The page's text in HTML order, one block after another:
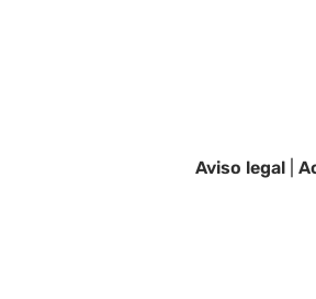
Aviso legal|